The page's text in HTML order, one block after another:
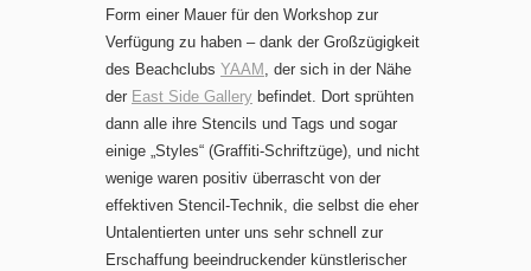
Form einer Mauer für den Workshop zur
Verfügung zu haben – dank der Großzügigkeit
des Beachclubs YAAM , der sich in der Nähe
der East Side Gallery befindet. Dort sprühten
dann alle ihre Stencils und Tags und sogar
einige „Styles“ (Graffiti-Schriftzüge), und nicht
wenige waren positiv überrascht von der
effektiven Stencil-Technik, die selbst die eher
Untalentierten unter uns sehr schnell zur
Erschaffung beeindruckender künstlerischer